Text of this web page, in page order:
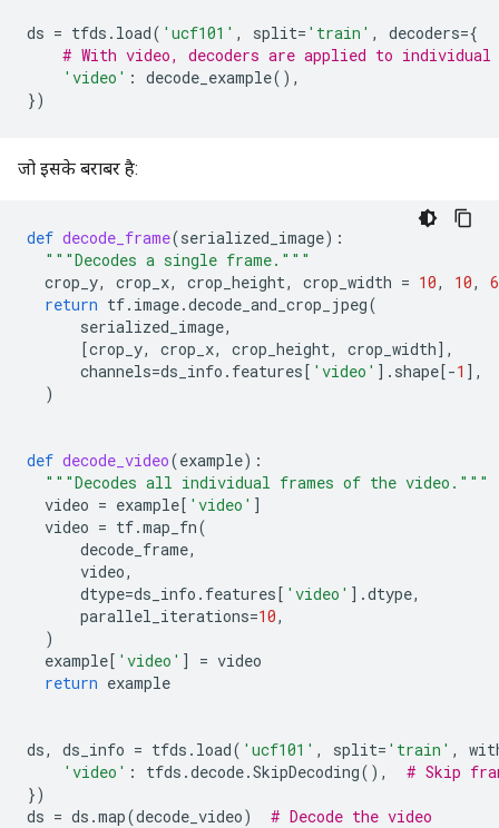
ds = tfds . load( 'ucf101' , split= 'train' , decoders={
# With video, decoders are applied to individual
'video' : decode_example(),
})
जो इसके बराबर है:
def decode_frame(serialized_image):
"""Decodes a single frame."""
crop_y, crop_x, crop_height, crop_width = 10, 10,
return tf. image.decode_and_crop_jpeg(
serialized_image,
[crop_y, crop_x, crop_height, crop_width],
channels=ds_info . features[ 'video' ] . shape[-1 ],
)
def decode_video(example):
"""Decodes all individual frames of the video."""
video = example[ 'video' ]
video = tf.map_fn(
decode_frame,
video,
dtype=ds_info . features[ 'video' ] .dtype,
parallel_iterations=10,
)
example[ 'video' ] = video
return example
ds, ds_info = tfds . load( 'ucf101' , split= 'train' ,
'video' : tfds .decode.SkipDecoding(),
# Skip
})
ds = ds .map(decode_video) # Decode the video